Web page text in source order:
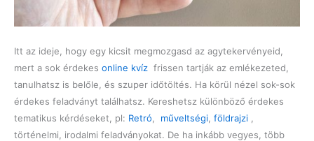
Itt az ideje, hogy egy kicsit megmozgasd az agytekervényeid,
mert a sok érdekes online kvíz frissen tartják az emlékezeted,
tanulhatsz is belőle, és szuper időtöltés. Ha körül nézel sok-sok
érdekes feladványt találhatsz. Kereshetsz különböző érdekes
tematikus kérdéseket, pl: Retró műveltségi földrajzi
történelmi, irodalmi feladványokat. De ha inkább vegyes, több